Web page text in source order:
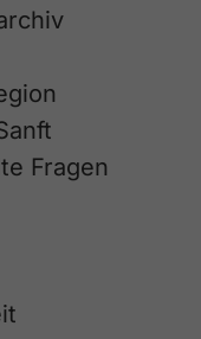
Fragen